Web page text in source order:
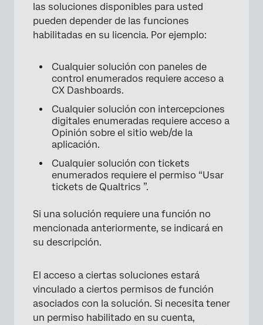
las soluciones disponibles para usted
pueden depender de las funciones
habilitadas en su licencia. Por ejemplo:
Cualquier solución con paneles de
control enumerados requiere acceso a
CX Dashboards.
Cualquier solución con intercepciones
digitales enumeradas requiere acceso a
Opinión sobre el sitio web/de la
aplicación.
Cualquier solución con tickets
enumerados requiere el permiso “Usar
tickets de Qualtrics ”.
Si una solución requiere una función no
mencionada anteriormente, se indicará en
su descripción.
El acceso a ciertas soluciones estará
vinculado a ciertos permisos de función
asociados con la solución. Si necesita tener
un permiso habilitado en su cuenta,